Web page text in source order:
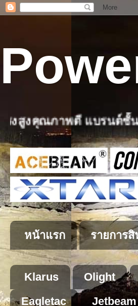
ด์ชั้นนำจากต่างประเ
หน้าแรก รายการ
Klarus Olight
Eagletac
Jetbeam